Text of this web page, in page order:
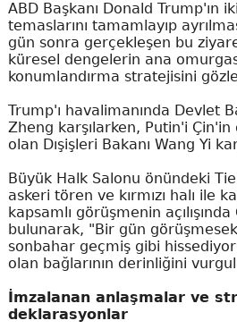
ABD Başkanı Donald Trump'ın
temaslarını tamamlayıp
gün sonra gerçekleşen bu
küresel dengelerin ana
konumlandırma stratejisini
Trump'ı havalimanında Devlet
Zheng karşılarken, Putin'i Çin'in
olan Dışişleri Bakanı Wang Yi
Büyük Halk Salonu önündeki
askeri tören ve kırmızı halı ile
kapsamlı görüşmenin
bulunarak, "Bir gün
sonbahar geçmiş gibi
olan bağlarının derinliğini
İmzalanan anlaşmalar ve
deklarasyonlar